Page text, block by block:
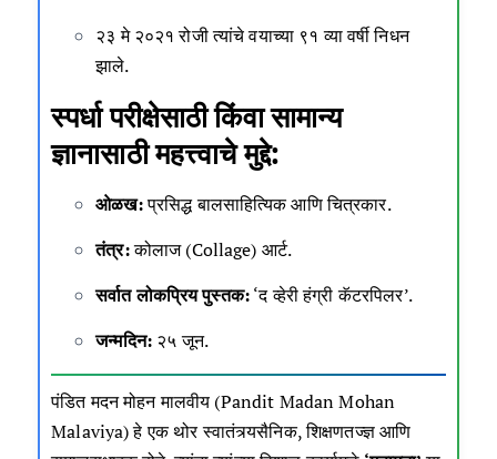
२३ मे २०२१ रोजी त्यांचे वयाच्या ९१ व्या वर्षी निधन
झाले.
स्पर्धा परीक्षेसाठी किंवा सामान्य
ज्ञानासाठी महत्त्वाचे मुद्दे:
ओळख:प्रसिद्ध बालसाहित्यिक आणि चित्रकार.
तंत्र:कोलाज (Collage) आर्ट.
सर्वात लोकप्रिय पुस्तक:‘द व्हेरी हंग्री कॅटरपिलर’.
जन्मदिन:२५ जून.
पंडित मदन मोहन मालवीय (Pandit Madan Mohan
Malaviya) हे एक थोर स्वातंत्र्यसैनिक, शिक्षणतज्ज्ञ आणि